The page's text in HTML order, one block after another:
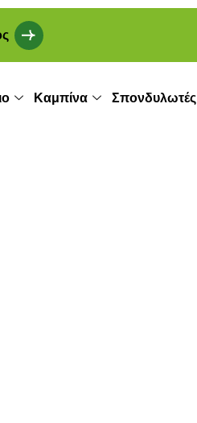
Καμπίνα Σπονδυλωτές